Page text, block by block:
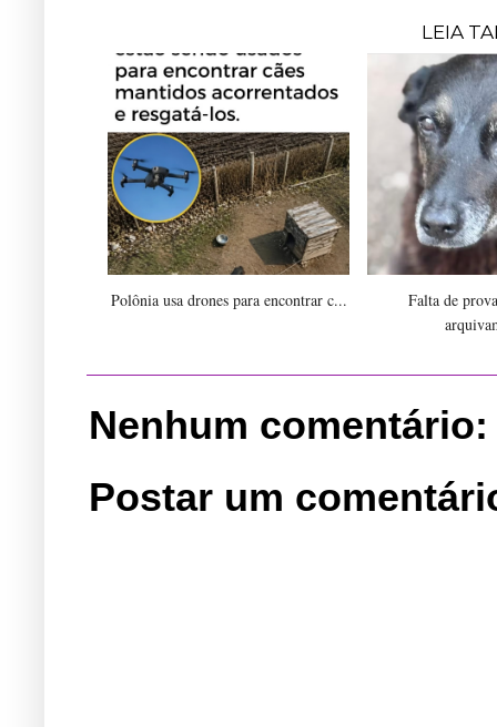
LEIA
Polônia usa drones para encontrar c...
Falta de
Nenhum comentário:
Postar um